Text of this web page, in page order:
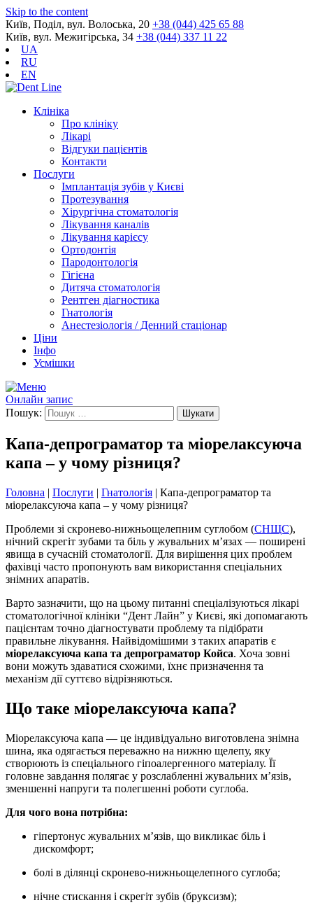
Skip to the content
Київ, Поділ, вул. Волоська, 20 +38 (044) 425 65 88
Київ, вул. Межигірська, 34 +38 (044) 337 11 22
UA
RU
EN
Клініка
Про клініку
Лікарі
Відгуки пацієнтів
Контакти
Послуги
Імплантація зубів у Києві
Протезування
Хірургічна стоматологія
Лікування каналів
Лікування карієсу
Ортодонтія
Пародонтологія
Гігієна
Дитяча стоматологія
Рентген діагностика
Гнатологія
Анестезіологія / Денний стаціонар
Ціни
Інфо
Усмішки
Онлайн запис
Пошук:
Капа-депрограматор та міорелаксуюча
капа – у чому різниця?
Головна | Послуги | Гнатологія | Капа-депрограматор та
міорелаксуюча капа – у чому різниця?
Проблеми зі скронево-нижньощелепним суглобом (СНЩС),
нічний скрегіт зубами та біль у жувальних м’язах — поширені
явища в сучасній стоматології. Для вирішення цих проблем
фахівці часто пропонують вам використання спеціальних
знімних апаратів.
Варто зазначити, що на цьому питанні спеціалізуються лікарі
стоматологічної клініки “Дент Лайн” у Києві, які допомагають
пацієнтам точно діагностувати проблему та підібрати
правильне лікування. Найвідомішими з таких апаратів є
міорелаксуюча капа та депрограматор Койса. Хоча зовні
вони можуть здаватися схожими, їхнє призначення та
механізм дії суттєво відрізняються.
Що таке міорелаксуюча капа?
Міорелаксуюча капа — це індивідуально виготовлена знімна
шина, яка одягається переважно на нижню щелепу, яку
створюють із спеціального гіпоалергенного матеріалу. Її
головне завдання полягає у розслабленні жувальних м’язів,
зменшенні напруги та полегшенні роботи суглоба.
Для чого вона потрібна:
гіпертонус жувальних м’язів, що викликає біль і
дискомфорт;
болі в ділянці скронево-нижньощелепного суглоба;
нічне стискання і скрегіт зубів (бруксизм);